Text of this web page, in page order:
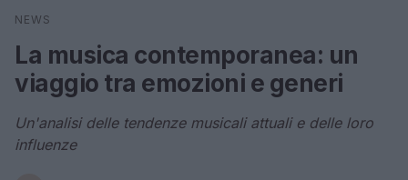
Cerca
NEWS
La musica contemporanea: un
viaggio tra emozioni e generi
Un'analisi delle tendenze musicali attuali e delle loro
influenze